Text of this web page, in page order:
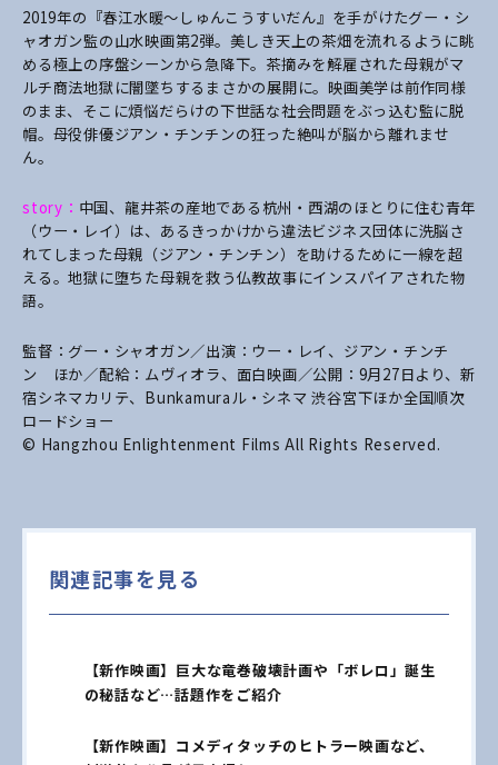
2019年の『春江水暖～しゅんこうすいだん』を手がけたグー・シ
ャオガン監の山水映画第2弾。美しき天上の茶畑を流れるように眺
める極上の序盤シーンから急降下。茶摘みを解雇された母親がマ
ルチ商法地獄に闇墜ちするまさかの展開に。映画美学は前作同様
のまま、そこに煩悩だらけの下世話な社会問題をぶっ込む監に脱
帽。母役俳優ジアン・チンチンの狂った絶叫が脳から離れませ
ん。
story： 中国、龍井茶の産地である杭州・西湖のほとりに住む青年
（ウー・レイ）は、あるきっかけから違法ビジネス団体に洗脳さ
れてしまった母親（ジアン・チンチン）を助けるために一線を超
える。地獄に堕ちた母親を救う仏教故事にインスパイアされた物
語。
監督：グー・シャオガン／出演：ウー・レイ、ジアン・チンチ
ン ほか／配給：ムヴィオラ、面白映画／公開：9月27日より、新
宿シネマカリテ、Bunkamuraル・シネマ 渋谷宮下ほか全国順次
ロードショー
© Hangzhou Enlightenment Films All Rights Reserved.
関連記事を見る
【新作映画】巨大な竜巻破壊計画や「ボレロ」誕生
の秘話など…話題作をご紹介
【新作映画】コメディタッチのヒトラー映画など、